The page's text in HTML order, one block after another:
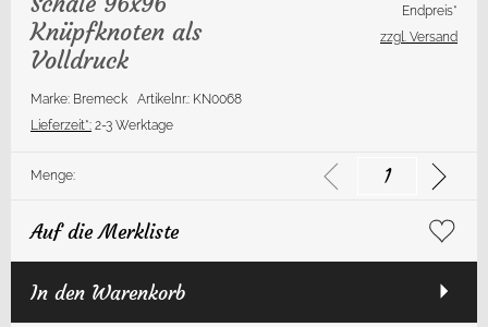
Knüpfknoten als
Volldruck
Marke: Bremeck Artikelnr.: KN0068
Lieferzeit*: 2-3 Werktage
Endpreis*
zzgl. Versand
Menge:
Auf die Merkliste
In den Warenkorb